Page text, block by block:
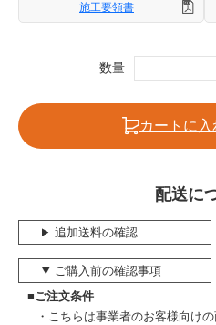
施工要領書
数量
カートに入
配送に
追加送料の確認
ご購入前の確認事項
■ご注文条件
こちらは事業者のお客様向け